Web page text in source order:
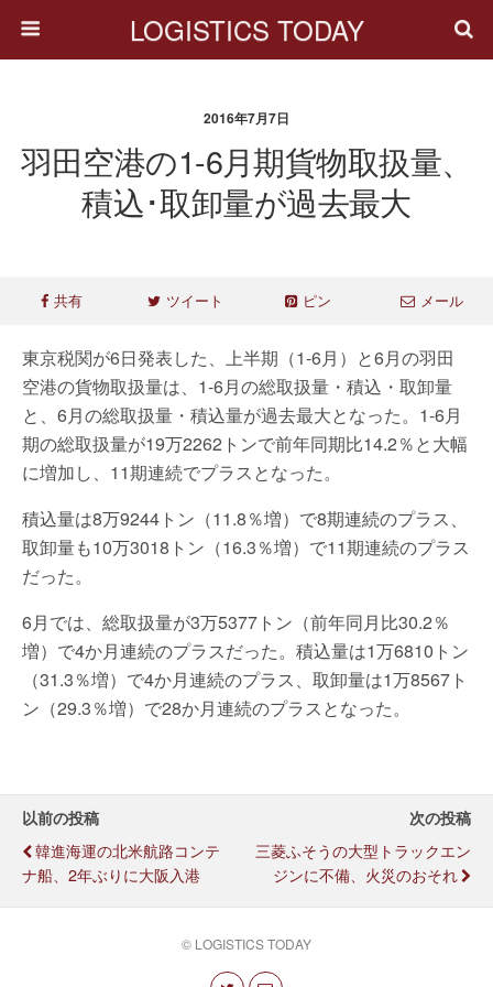
LOGISTICS TODAY
2016年7月7日
羽田空港の1-6月期貨物取扱量、
積込･取卸量が過去最大
共有 ツイート ピン メール
東京税関が6日発表した、上半期（1-6月）と6月の羽田
空港の貨物取扱量は、1-6月の総取扱量・積込・取卸量
と、6月の総取扱量・積込量が過去最大となった。1-6月
期の総取扱量が19万2262トンで前年同期比14.2％と大幅
に増加し、11期連続でプラスとなった。
積込量は8万9244トン（11.8％増）で8期連続のプラス、
取卸量も10万3018トン（16.3％増）で11期連続のプラス
だった。
6月では、総取扱量が3万5377トン（前年同月比30.2％
増）で4か月連続のプラスだった。積込量は1万6810トン
（31.3％増）で4か月連続のプラス、取卸量は1万8567ト
ン（29.3％増）で28か月連続のプラスとなった。
以前の投稿
韓進海運の北米航路コンテ
ナ船、2年ぶりに大阪入港
次の投稿
三菱ふそうの大型トラックエン
ジンに不備、火災のおそれ
© LOGISTICS TODAY